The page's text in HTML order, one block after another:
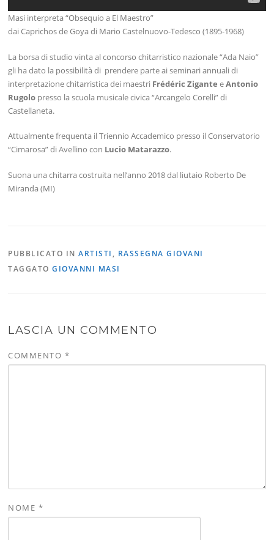
Masi interpreta “Obsequio a El Maestro”
dai Caprichos de Goya di Mario Castelnuovo-Tedesco (1895-1968)
La borsa di studio vinta al concorso chitarristico nazionale “Ada Naio”
gli ha dato la possibilità di prendere parte ai seminari annuali di
interpretazione chitarristica dei maestri Frédéric Zigante eAntonio
Rugolo presso la scuola musicale civica “Arcangelo Corelli” di
Castellaneta.
Attualmente frequenta il Triennio Accademico presso il Conservatorio
“Cimarosa” di Avellino con Lucio Matarazzo.
Suona una chitarra costruita nell’anno 2018 dal liutaio Roberto De
Miranda (MI)
PUBBLICATO INARTISTI , RASSEGNA GIOVANI
TAGGATOGIOVANNI MASI
LASCIA UN COMMENTO
COMMENTO *
NOME *